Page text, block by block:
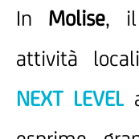
In Molise, il
attività
NEXT LEVEL